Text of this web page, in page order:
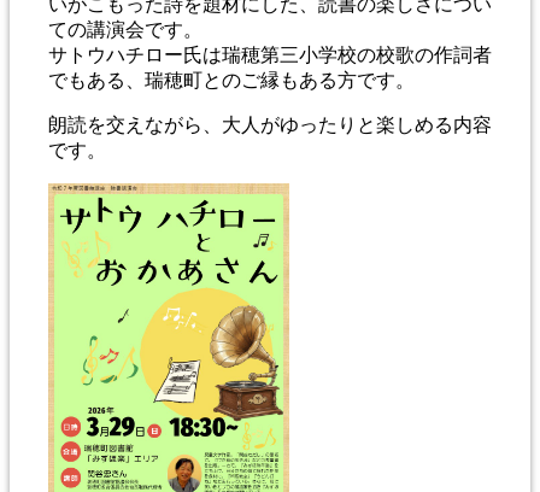
ての講演会です。
サトウハチロー氏は瑞穂第三小学校の校歌の作詞者
でもある、瑞穂町とのご縁もある方です。
朗読を交えながら、大人がゆったりと楽しめる内容
です。